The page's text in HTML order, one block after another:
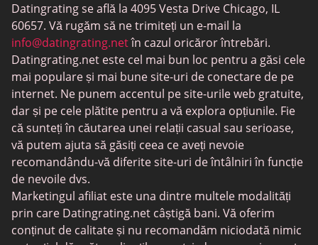
MeetMindful
Întâlniri BDSM
BBPeopleMeet
Site-uri Sugar Daddy
JPeopleMeet
Întâlniri trans
Întâlniri pentru seniori
MyLOL
Întâlniri gay
Datingrating se află la 4095 Vesta Drive Chicago, IL
60657. Vă rugăm să ne trimiteți un e-mail la
info@datingrating.netîn cazul oricăror întrebări.
Datingrating.net este cel mai bun loc pentru a găsi cele
mai populare și mai bune site-uri de conectare de pe
internet. Ne punem accentul pe site-urile web gratuite,
dar și pe cele plătite pentru a vă explora opțiunile. Fie
că sunteți în căutarea unei relații casual sau serioase,
vă putem ajuta să găsiți ceea ce aveți nevoie
recomandându-vă diferite site-uri de întâlniri în funcție
de nevoile dvs.
Marketingul afiliat este una dintre multele modalități
prin care Datingrating.net câștigă bani. Vă oferim
conținut de calitate și nu recomandăm niciodată nimic